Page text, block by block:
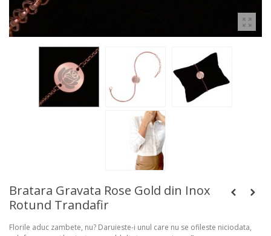
Bratara Gravata Rose Gold din Inox
Rotund Trandafir
Florile aduc zambete, nu? Daruieste-i unul care nu se ofileste niciodata,